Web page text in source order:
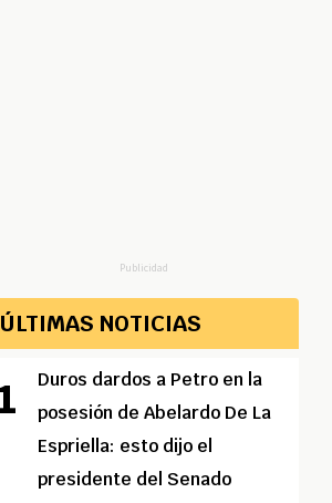
Publicidad
ÚLTIMAS NOTICIAS
Duros dardos a Petro en la
posesión de Abelardo De La
Espriella: esto dijo el
presidente del Senado